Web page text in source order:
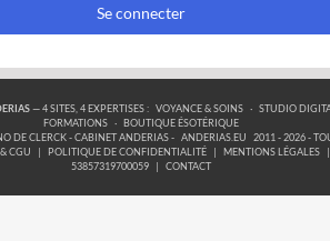
Se connecter
— 4 SITES, 4 EXPERTISES : VOYANCE & SOINS · STUDIO
FORMATIONS · BOUTIQUE ÉSOTÉRIQUE
DE CLERCK - CABINET ANDERIAS - ANDERIAS.EU
2011 - 2026 -
CGU | POLITIQUE DE CONFIDENTIALITÉ | MENTIONS LÉGALES
53857319700059
| CONTACT